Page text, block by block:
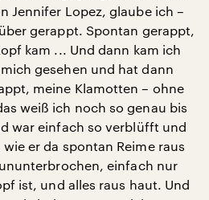
Jennifer Lopez, glaube ich –
gerappt. Spontan gerappt,
kam ... Und dann kam ich
gesehen und hat dann
meine Klamotten – ohne
weiß ich noch so genau bis
war einfach so verblüfft und
er da spontan Reime raus
einfach nur
ist, und alles raus haut. Und